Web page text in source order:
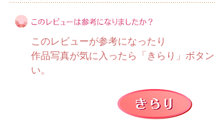
このレビューは参考になりましたか？
このレビューが参考になったり
作品写真が気に入ったら「きらり」ボタ
い。